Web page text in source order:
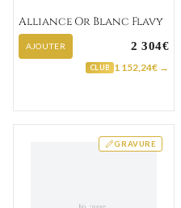
Alliance Or Blanc Flavy
AJOUTER 2 304€
CLUB 1 152,24€ →
GRAVURE